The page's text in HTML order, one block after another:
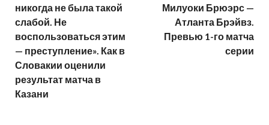
никогда не была такой
слабой. Не
воспользоваться этим
— преступление». Как в
Словакии оценили
результат матча в
Казани
Милуоки Брюэрс —
Атланта Брэйвз.
Превью 1-го матча
серии